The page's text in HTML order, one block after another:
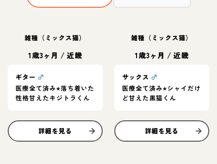
雑種（ミックス猫）
1歳3ヶ月 /近畿
ギター ♂
医療全て済み⭐︎落ち着いた
性格甘えたキジトラくん
詳細を見る
雑種（ミックス猫）
1歳3ヶ月 /近畿
サックス ♂
医療全て済み⭐︎シャイだけ
ど甘えた黒猫くん
詳細を見る